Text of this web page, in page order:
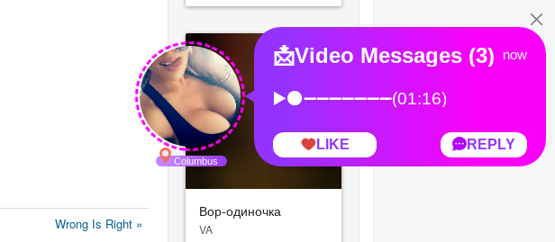
Wrong Is Right »
Вор-одиночка
VA